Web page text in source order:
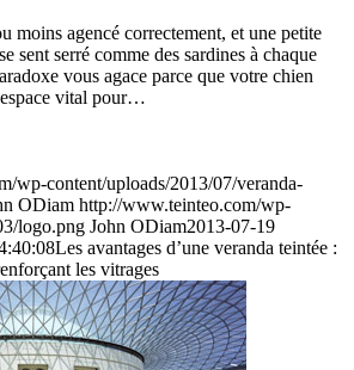
moins agencé correctement, et une petite
sent serré comme des sardines à chaque
vous agace parce que votre chien
vital pour…
wp-content/uploads/2013/07/veranda-
ODiam http://www.teinteo.com/wp-
logo.png John ODiam2013-07-19
Les avantages d’une veranda teintée :
les vitrages